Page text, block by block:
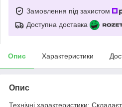
Замовлення під захистом
Доступна доставка
Опис Характеристики
Опис
Технічні характеристики: